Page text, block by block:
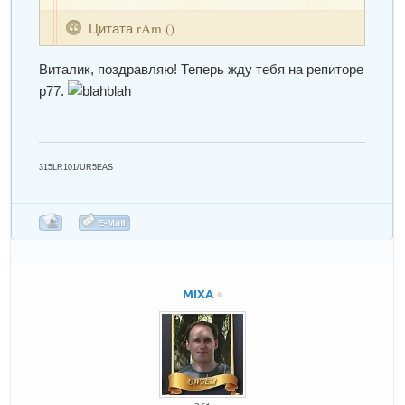
Цитата rAm ()
Виталик, поздравляю! Теперь жду тебя на репиторе
р77.
315LR101/UR5EAS
MIXA